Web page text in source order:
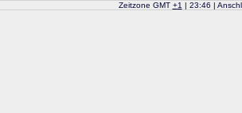
Zeitzone GMT +1 | 23:46 |